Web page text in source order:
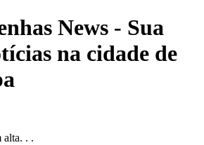
News - Sua
na cidade de
alta. . .